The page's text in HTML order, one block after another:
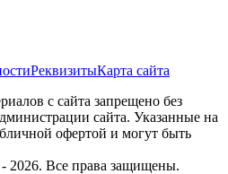
РеквизитыКарта сайта
с сайта запрещено без
сайта. Указанные на
офертой и могут быть
Все права защищены.